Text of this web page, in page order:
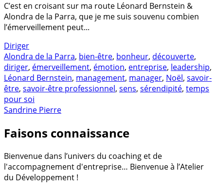
C’est en croisant sur ma route Léonard Bernstein &
Alondra de la Parra, que je me suis souvenu combien
l’émerveillement peut...
Diriger
Alondra de la Parra, bien-être, bonheur, découverte,
diriger, émerveillement, émotion, entreprise, leadership,
Léonard Bernstein, management, manager, Noël, savoir-
être, savoir-être professionnel, sens, sérendipité, temps
pour soi
Sandrine Pierre
Faisons connaissance
Bienvenue dans l’univers du coaching et de
l'accompagnement d'entreprise… Bienvenue à l’Atelier
du Développement !